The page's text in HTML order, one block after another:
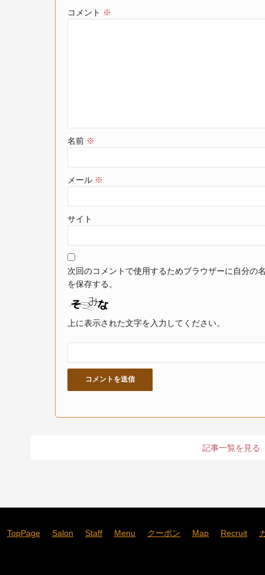
コメント ※
名前 ※
メール ※
サイト
次回のコメントで使用するためブラウザーに自分の
を保存する。
上に表示された文字を入力してください。
記事一覧を見る
TopPage Salon Staff Menu クーポン Map Recruit